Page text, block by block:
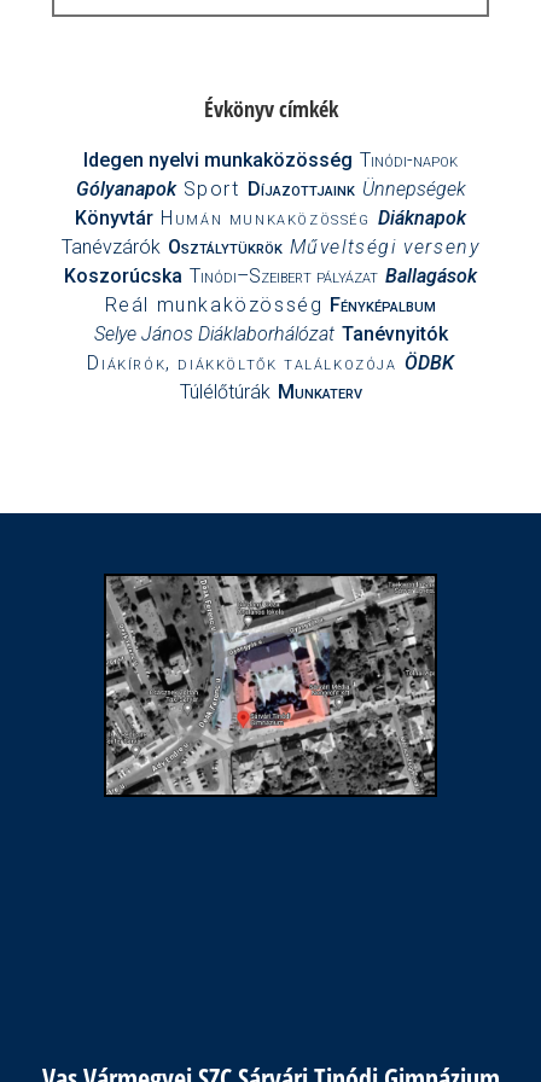
Évkönyv címkék
Idegen nyelvi munkaközösség Tinódi-napok
Gólyanapok Sport Díjazottjaink Ünnepségek
Könyvtár Humán munkaközösség Diáknapok
Tanévzárók Osztálytükrök Műveltségi verseny
Koszorúcska Tinódi–Szeibert pályázat Ballagások
Reál munkaközösség Fényképalbum
Selye János Diáklaborhálózat Tanévnyitók
Diákírók, diákköltők találkozója ÖDBK
Túlélőtúrák Munkaterv